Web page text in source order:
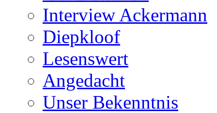
Interview Ackermann
Diepkloof
Lesenswert
Angedacht
Unser Bekenntnis